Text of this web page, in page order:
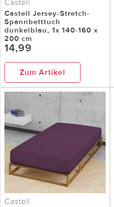
Castell
Castell Jersey-Stretch-
Spannbetttuch
dunkelblau, 1x 140-160 x
200 cm
14,99
Zum Artikel
Castell